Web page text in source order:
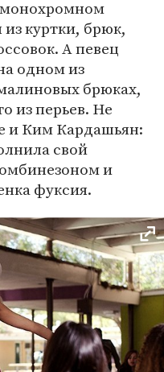
монохромном
из куртки, брюк,
А певец
одном из
брюках,
из перьев. Не
и Ким Кардашьян:
свой
и
фуксия.